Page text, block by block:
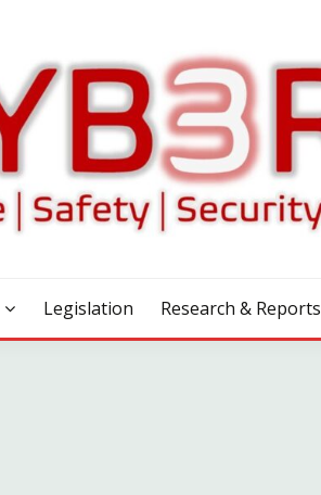
Legislation Research & Reports